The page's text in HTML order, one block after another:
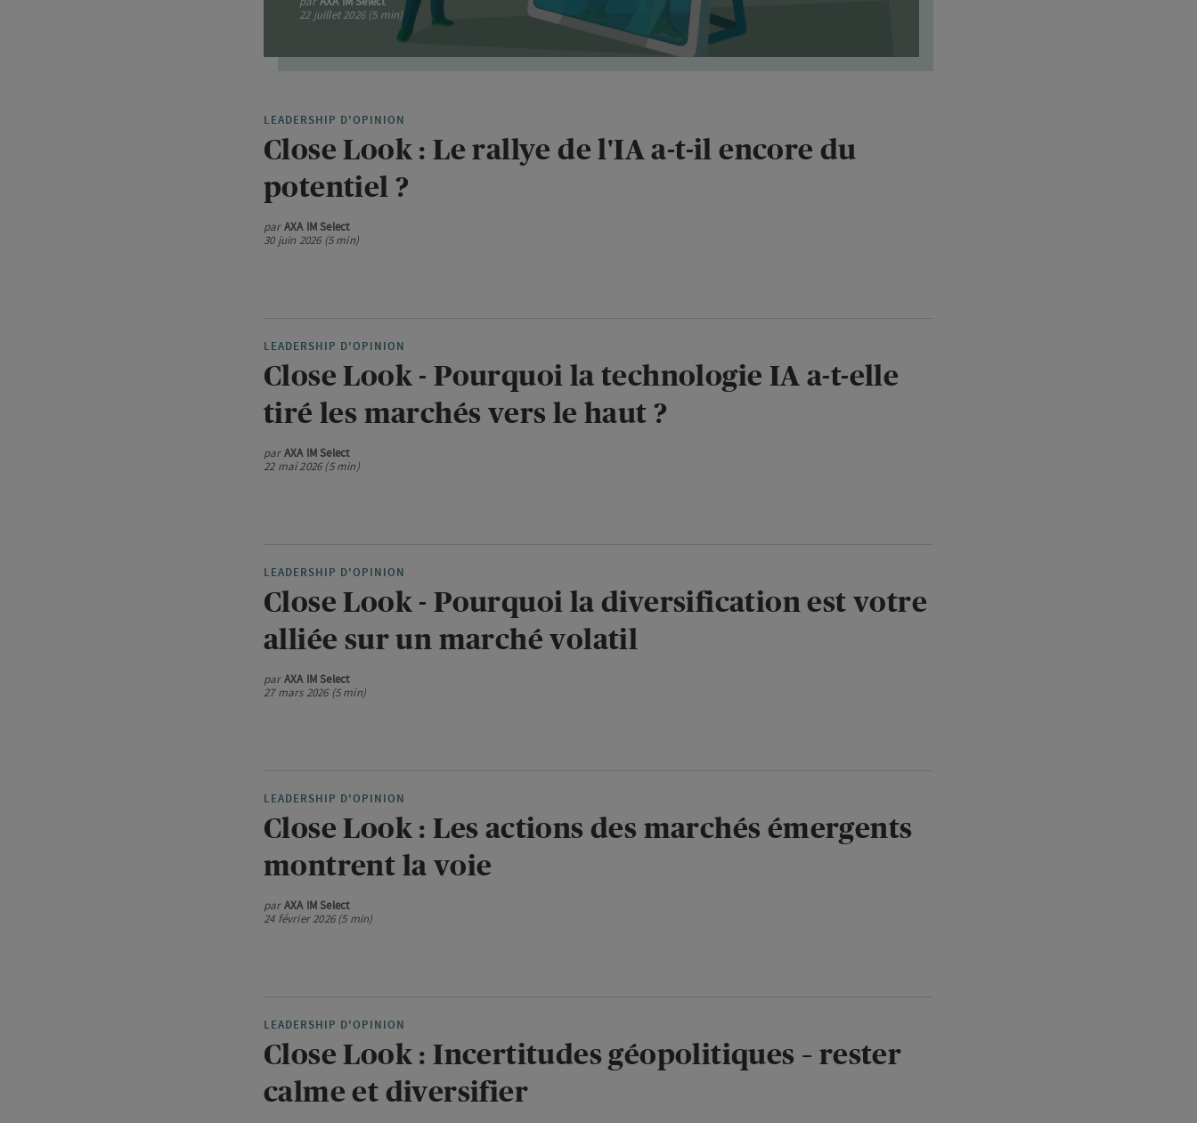
22 juillet 2026 (5 min)
LEADERSHIP D'OPINION
Close Look : Le rallye de l'IA a-t-il encore du
potentiel ?
parAXA IM Select
30 juin 2026 (5 min)
LEADERSHIP D'OPINION
Close Look - Pourquoi la technologie IA a-t-elle
tiré les marchés vers le haut ?
parAXA IM Select
22 mai 2026 (5 min)
LEADERSHIP D'OPINION
Close Look - Pourquoi la diversification est votre
alliée sur un marché volatil
parAXA IM Select
27 mars 2026 (5 min)
LEADERSHIP D'OPINION
Close Look : Les actions des marchés émergents
montrent la voie
parAXA IM Select
24 février 2026 (5 min)
LEADERSHIP D'OPINION
Close Look : Incertitudes géopolitiques – rester
calme et diversifier